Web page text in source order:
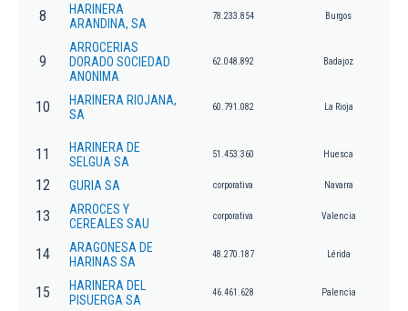
8
HARINERA
ARANDINA, SA
78.233.854 Burgos
9
ARROCERIAS
DORADO SOCIEDAD
ANONIMA
62.048.892 Badajoz
10
HARINERA RIOJANA,
SA
60.791.082 La Rioja
11
HARINERA DE
SELGUA SA
51.453.360 Huesca
12 GURIA SA corporativa Navarra
13
ARROCES Y
CEREALES SAU
corporativa Valencia
14
ARAGONESA DE
HARINAS SA
48.270.187 Lérida
15
HARINERA DEL
PISUERGA SA
46.461.628 Palencia